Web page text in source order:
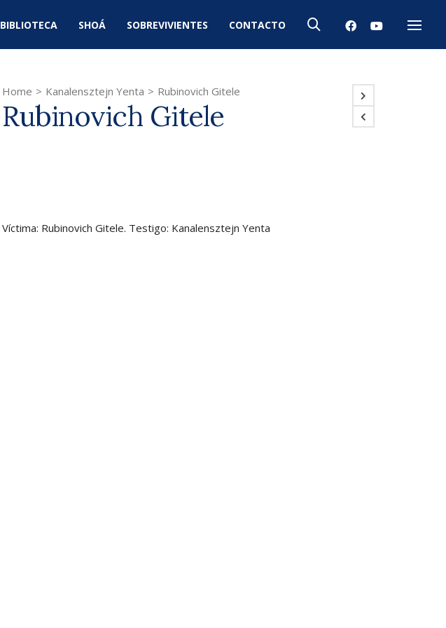
BIBLIOTECA SHOÁ SOBREVIVIENTES CONTACTO
Menú
Home > Kanalensztejn Yenta > Rubinovich Gitele
Rubinovich Gitele
Víctima: Rubinovich Gitele. Testigo: Kanalensztejn Yenta